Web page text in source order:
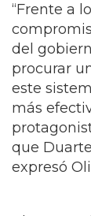
“Frente a
del
procurar
este
más
que
expresó